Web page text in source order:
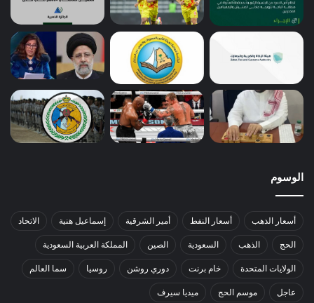
الوسوم
أسعار الذهب أسعار النفط أمير الشرقية إسماعيل هنية الاتحاد
الحج الذهب السعودية الصين المملكة العربية السعودية
الولايات المتحدة خام برنت دوري روشن روسيا سما العالم
عاجل موسم الحج ميديا سيرف